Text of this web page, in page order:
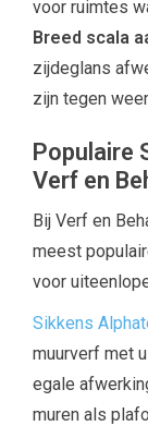
voor ruimtes
Breed scala
zijdeglans
zijn tegen
Populaire
Verf en
Bij Verf en
meest
voor
Sikkens
muurverf met
egale
muren als